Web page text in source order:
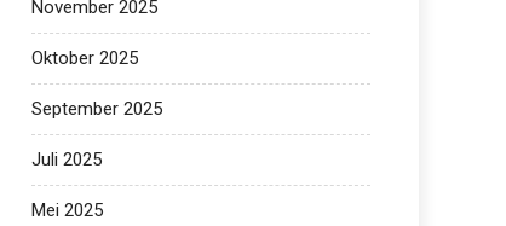
November 2025
Oktober 2025
September 2025
Juli 2025
Mei 2025